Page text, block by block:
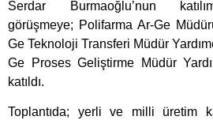
Serdar Burmaoğlu’nun
görüşmeye; Polifarma Ar-Ge
Ge Teknoloji Transferi Müdür
Ge Proses Geliştirme Müdür
katıldı.
Toplantıda; yerli ve milli üretim